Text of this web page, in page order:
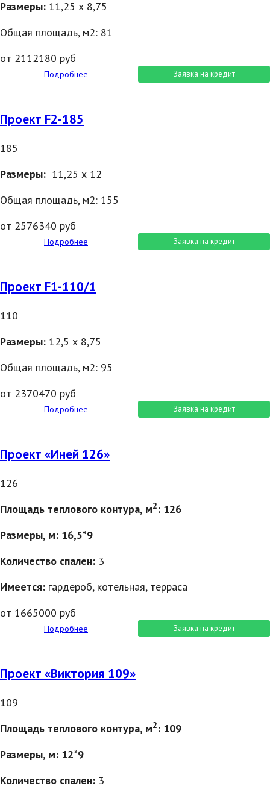
Размеры: 11,25 х 8,75
Общая площадь, м2: 81
от 2112180 руб
Подробнее Заявка на кредит
Проект F2-185
185
Размеры: 11,25 х 12
Общая площадь, м2: 155
от 2576340 руб
Подробнее Заявка на кредит
Проект F1-110/1
110
Размеры: 12,5 х 8,75
Общая площадь, м2: 95
от 2370470 руб
Подробнее Заявка на кредит
Проект «Иней 126»
126
Площадь теплового контура, м2: 126
Размеры, м: 16,5*9
Количество спален: 3
Имеется: гардероб, котельная, терраса
от 1665000 руб
Подробнее Заявка на кредит
Проект «Виктория 109»
109
Площадь теплового контура, м2: 109
Размеры, м: 12*9
Количество спален: 3